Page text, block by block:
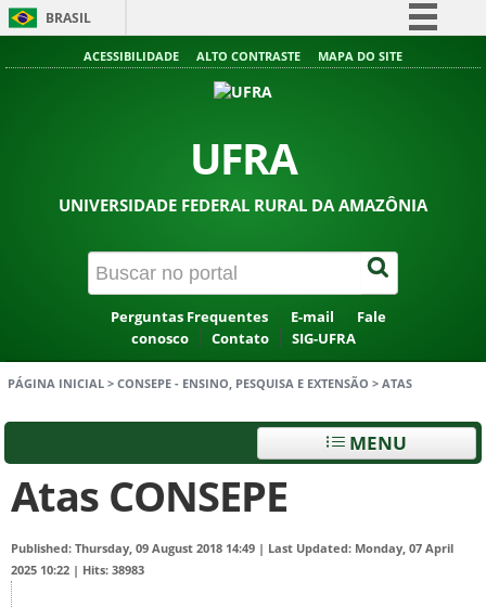
BRASIL
Simplifique!
Acesso à informação
ACESSIBILIDADE ALTO CONTRASTE MAPA DO SITE
UFRA
UNIVERSIDADE FEDERAL RURAL DA AMAZÔNIA
Perguntas Frequentes E-mail
Fale
conosco
Contato SIG-UFRA
PÁGINA INICIAL > CONSEPE - ENSINO, PESQUISA E EXTENSÃO > ATAS
MENU
Atas CONSEPE
Published: Thursday, 09 August 2018 14:49 | Last Updated: Monday, 07 April
2025 10:22 | Hits: 38983